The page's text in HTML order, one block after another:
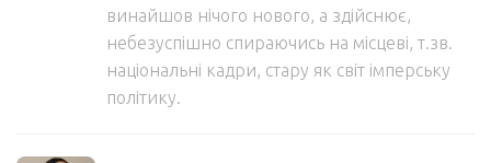
винайшов нічого нового, а здійснює,
небезуспішно спираючись на місцеві, т.зв.
національні кадри, стару як світ імперську
політику.